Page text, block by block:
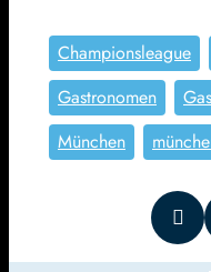
Championsleague
Gastronomen
München